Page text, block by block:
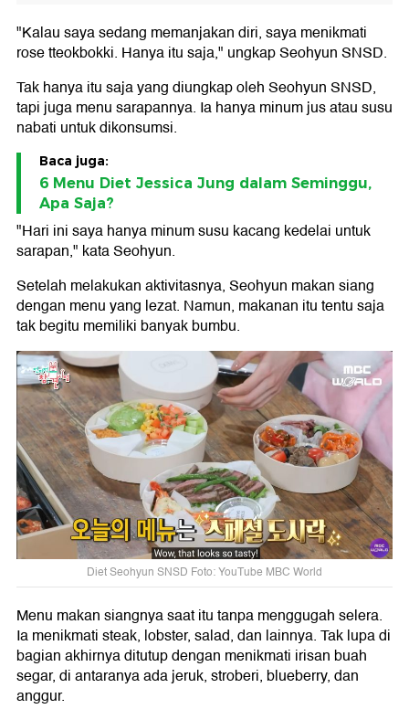
"Kalau saya sedang memanjakan diri, saya menikmati
rose tteokbokki. Hanya itu saja," ungkap Seohyun SNSD.
Tak hanya itu saja yang diungkap oleh Seohyun SNSD,
tapi juga menu sarapannya. Ia hanya minum jus atau susu
nabati untuk dikonsumsi.
Baca juga:
6 Menu Diet Jessica Jung dalam Seminggu,
Apa Saja?
"Hari ini saya hanya minum susu kacang kedelai untuk
sarapan," kata Seohyun.
Setelah melakukan aktivitasnya, Seohyun makan siang
dengan menu yang lezat. Namun, makanan itu tentu saja
tak begitu memiliki banyak bumbu.
Diet Seohyun SNSD Foto: YouTube MBC World
Menu makan siangnya saat itu tanpa menggugah selera.
Ia menikmati steak, lobster, salad, dan lainnya. Tak lupa di
bagian akhirnya ditutup dengan menikmati irisan buah
segar, di antaranya ada jeruk, stroberi, blueberry, dan
anggur.